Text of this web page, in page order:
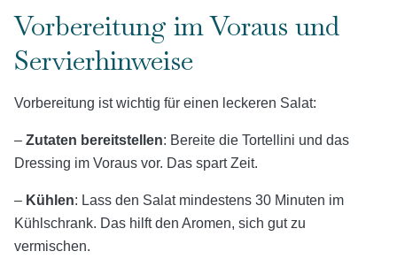
Vorbereitung im Voraus und
Servierhinweise
Vorbereitung ist wichtig für einen leckeren Salat:
– Zutaten bereitstellen: Bereite die Tortellini und das
Dressing im Voraus vor. Das spart Zeit.
– Kühlen: Lass den Salat mindestens 30 Minuten im
Kühlschrank. Das hilft den Aromen, sich gut zu
vermischen.